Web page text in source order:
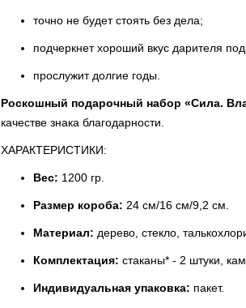
точно не будет стоять без дела;
подчеркнет хороший вкус дарителя
прослужит долгие годы.
Роскошный подарочный набор «Сила.
качестве знака благодарности.
ХАРАКТЕРИСТИКИ:
Вес: 1200 гр.
Размер короба: 24 см/16 см/9,2 см.
Материал: дерево, стекло,
Комплектация: стаканы* - 2 штуки,
Индивидуальная упаковка: пакет.